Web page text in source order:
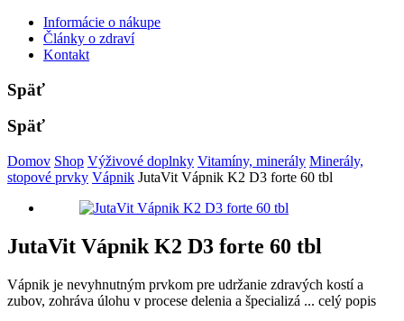
Informácie o nákupe
Články o zdraví
Kontakt
Späť
Späť
Domov Shop Výživové doplnky Vitamíny, minerály Minerály,
stopové prvky Vápnik JutaVit Vápnik K2 D3 forte 60 tbl
JutaVit Vápnik K2 D3 forte 60 tbl
Vápnik je nevyhnutným prvkom pre udržanie zdravých kostí a
zubov, zohráva úlohu v procese delenia a špecializá ... celý popis